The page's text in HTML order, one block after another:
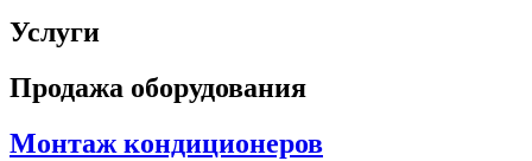
Услуги
Продажа оборудования
Монтаж кондиционеров